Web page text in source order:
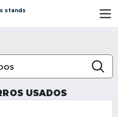
stands
USADOS